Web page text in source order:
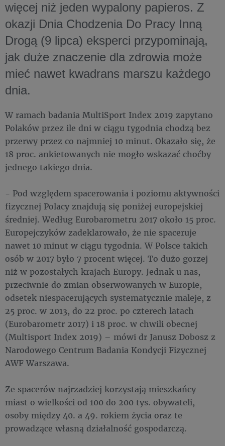
więcej niż jeden wypalony papieros. Z
okazji Dnia Chodzenia Do Pracy Inną
Drogą (9 lipca) eksperci przypominają,
jak duże znaczenie dla zdrowia może
mieć nawet kwadrans marszu każdego
dnia.
W ramach badania MultiSport Index 2019 zapytano
Polaków przez ile dni w ciągu tygodnia chodzą bez
przerwy przez co najmniej 10 minut. Okazało się, że
18 proc. ankietowanych nie mogło wskazać choćby
jednego takiego dnia.
- Pod względem spacerowania i poziomu aktywności
fizycznej Polacy znajdują się poniżej europejskiej
średniej. Według Eurobarometru 2017 około 15 proc.
Europejczyków zadeklarowało, że nie spaceruje
nawet 10 minut w ciągu tygodnia. W Polsce takich
osób w 2017 było 7 procent więcej. To dużo gorzej
niż w pozostałych krajach Europy. Jednak u nas,
przeciwnie do zmian obserwowanych w Europie,
odsetek niespacerujących systematycznie maleje, z
25 proc. w 2013, do 22 proc. po czterech latach
(Eurobarometr 2017) i 18 proc. w chwili obecnej
(Multisport Index 2019) – mówi dr Janusz Dobosz z
Narodowego Centrum Badania Kondycji Fizycznej
AWF Warszawa.
Ze spacerów najrzadziej korzystają mieszkańcy
miast o wielkości od 100 do 200 tys. obywateli,
osoby między 40. a 49. rokiem życia oraz te
prowadzące własną działalność gospodarczą.